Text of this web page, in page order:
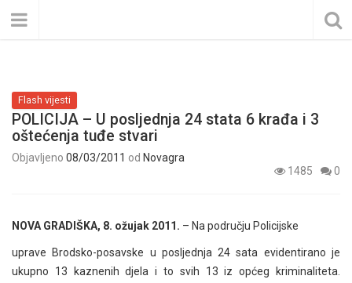
Flash vijesti
POLICIJA – U posljednja 24 stata 6 krađa i 3
oštećenja tuđe stvari
Objavljeno 08/03/2011 od Novagra
1485
0
NOVA GRADIŠKA, 8. ožujak 2011. – Na području Policijske
uprave Brodsko-posavske u posljednja 24 sata evidentirano je
ukupno 13 kaznenih djela i to svih 13 iz općeg kriminaliteta.